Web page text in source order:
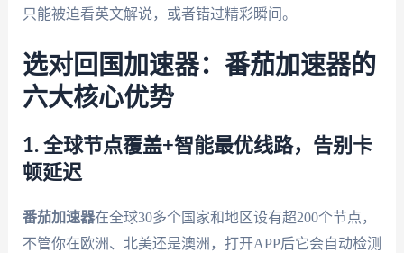
只能被迫看英文解说，或者错过精彩瞬间。
选对回国加速器：番茄加速器的
六大核心优势
1. 全球节点覆盖+智能最优线路，告别卡
顿延迟
番茄加速器在全球30多个国家和地区设有超200个节点，
不管你在欧洲、北美还是澳洲，打开APP后它会自动检测